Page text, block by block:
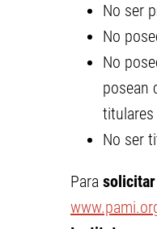
No ser
No
No
posean
titulares
No ser
Para